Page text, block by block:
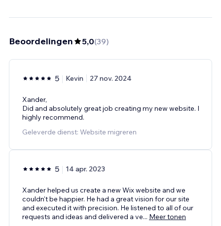
Beoordelingen 5,0(39)
5 Kevin 27 nov. 2024
Xander,
Did and absolutely great job creating my new website. I
highly recommend.
Geleverde dienst: Website migreren
5 14 apr. 2023
Xander helped us create a new Wix website and we
couldn't be happier. He had a great vision for our site
and executed it with precision. He listened to all of our
requests and ideas and delivered a ve... Meer tonen